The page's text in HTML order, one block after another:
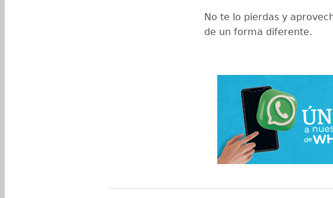
No te lo pierdas y
de un forma diferente.